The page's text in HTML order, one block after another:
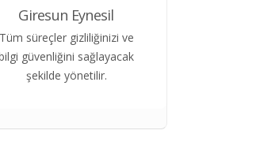
Giresun Eynesil
Tüm süreçler gizliliğinizi ve
güvenliğini sağlayacak
şekilde yönetilir.